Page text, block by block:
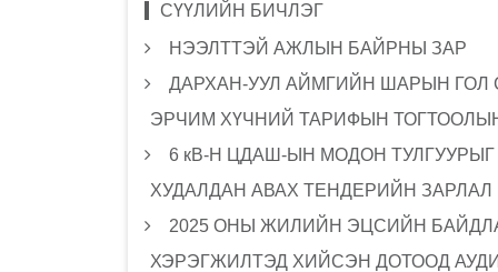
СҮҮЛИЙН БИЧЛЭГ
НЭЭЛТТЭЙ АЖЛЫН БАЙРНЫ ЗАР
ДАРХАН-УУЛ АЙМГИЙН ШАРЫН ГОЛ
ЭРЧИМ ХҮЧНИЙ ТАРИФЫН
6 кВ-Н ЦДАШ-ЫН МОДОН
ХУДАЛДАН АВАХ ТЕНДЕРИЙН ЗАРЛАЛ
2025 ОНЫ ЖИЛИЙН ЭЦСИЙН
ХЭРЭГЖИЛТЭД ХИЙСЭН ДОТООД